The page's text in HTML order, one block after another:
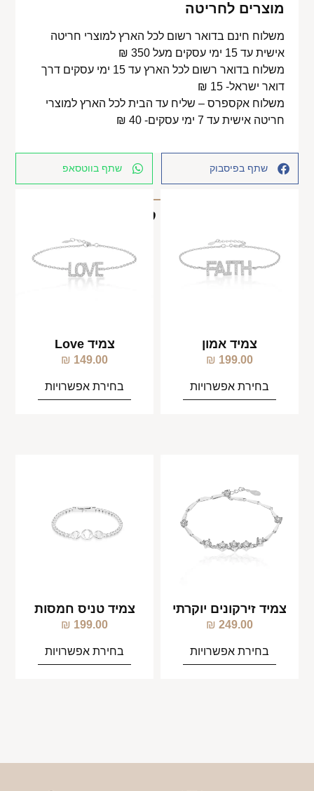
מוצרים לחריטה
משלוח חינם בדואר רשום לכל הארץ למוצרי חריטה
אישית עד 15 ימי עסקים מעל 350 ₪
משלוח בדואר רשום לכל הארץ עד 15 ימי עסקים דרך
דואר ישראל- 15 ₪
משלוח אקספרס – שליח עד הבית לכל הארץ למוצרי
חריטה אישית עד 7 ימי עסקים- 40 ₪
שתף בפיסבוק שתף בווטסאפ
מוצרים קשורים
צמיד אמון
199.00
₪
בחירת אפשרויות
צמיד Love
149.00
₪
בחירת אפשרויות
צמיד זירקונים יוקרתי
249.00
₪
בחירת אפשרויות
צמיד טניס חמסות
199.00
₪
בחירת אפשרויות